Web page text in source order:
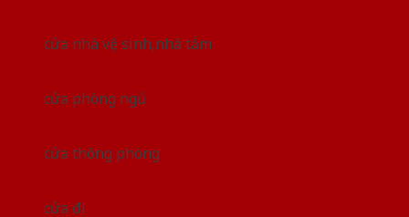
cửa nhà vệ sinh,nhà tắm
cửa phòng ngủ
cửa thông phòng
cửa đi